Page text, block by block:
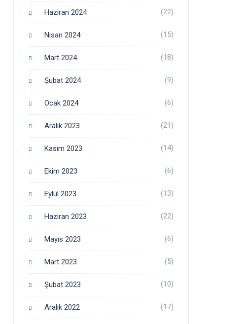
Haziran 2024 (22)
Nisan 2024 (15)
Mart 2024 (18)
Şubat 2024 (9)
Ocak 2024 (6)
Aralık 2023 (21)
Kasım 2023 (14)
Ekim 2023 (6)
Eylül 2023 (13)
Haziran 2023 (22)
Mayıs 2023 (6)
Mart 2023 (5)
Şubat 2023 (10)
Aralık 2022 (17)